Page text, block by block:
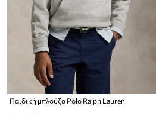
Παιδική μπλούζα Polo Ralph Lauren